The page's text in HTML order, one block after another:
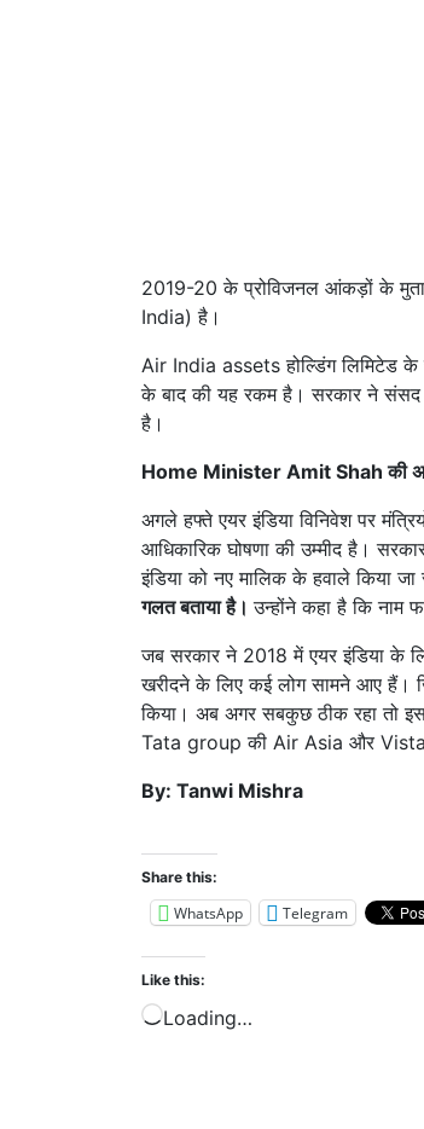
2019-20 के प्रोविजनल आंकड़ों के
India) है।
Air India assets होल्डिंग लिमिटेड के
के बाद की यह रकम है। सरकार ने संसद
है।
Home Minister Amit Shah की
अगले हफ्ते एयर इंडिया विनिवेश पर
आधिकारिक घोषणा की उम्मीद है।
इंडिया को नए मालिक के हवाले किया
गलत बताया है।उन्होंने कहा है कि नाम
जब सरकार ने 2018 में एयर इंडिया के
खरीदने के लिए कई लोग सामने आए हैं।
किया। अब अगर सबकुछ ठीक रहा तो
Tata group की Air Asia और
By: Tanwi Mishra
Share this:
WhatsApp Telegram
Like this:
Loading…